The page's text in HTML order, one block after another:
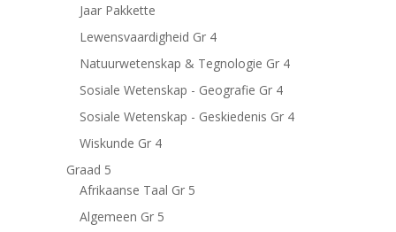
Jaar Pakkette
Lewensvaardigheid Gr 4
Natuurwetenskap & Tegnologie Gr 4
Sosiale Wetenskap - Geografie Gr 4
Sosiale Wetenskap - Geskiedenis Gr 4
Wiskunde Gr 4
Graad 5
Afrikaanse Taal Gr 5
Algemeen Gr 5